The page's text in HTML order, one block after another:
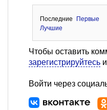
Последние
Первые
Лучшие
Чтобы оставить
зарегистрируйтесь
Войти через